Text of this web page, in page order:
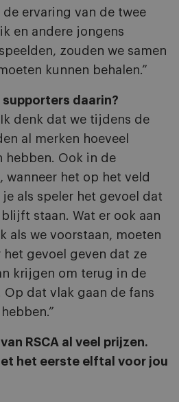
ervaring van de twee
en andere jongens
zouden we samen
kunnen behalen.”
supporters daarin?
denk dat we tijdens de
al merken hoeveel
hebben. Ook in de
wanneer het op het veld
als speler het gevoel dat
staan. Wat er ook aan
als we voorstaan, moeten
gevoel geven dat ze
krijgen om terug in de
dat vlak gaan de fans
RSCA al veel prijzen.
het eerste elftal voor jou